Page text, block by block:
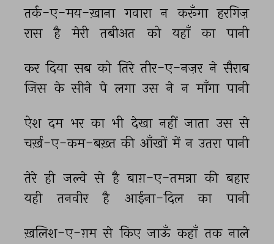
तर्क-ए-मय-ख़ाना गवारा न करूँगा हरगिज़
रास
है मेरी तबीअत को यहाँ का पानी
कर दिया सब को तिरे तीर-ए-नज़र ने सैराब
जिस के सीने पे लगा उस ने न माँगा पानी
ऐश दम भर का भी देखा नहीं जाता उस से
चर्ख़-ए-कम-बख़्त की आँखों में न उतरा पानी
तेरे ही जल्वे से है बाग़-ए-तमन्ना की बहार
यही
तनवीर है आईना-दिल का पानी
ख़लिश-ए-ग़म से किए जाऊँ कहाँ तक नाले